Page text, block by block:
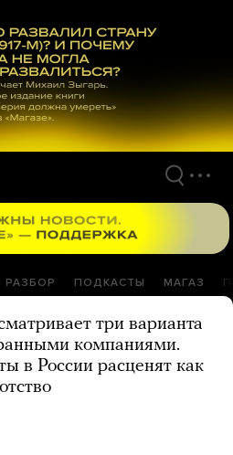
РАЗБОР ПОДКАСТЫ МАГАЗ
три варианта
компаниями.
в России расценят как